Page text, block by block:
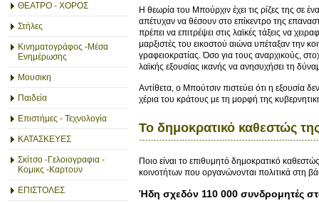
ΘΕΑΤΡΟ - ΧΟΡΟΣ
Στήλες
Κινηματογράφος -Μέσα
Ενημέρωσης
Μουσικη
Παιδεία
Επιστήμες - Τεχνολογία
ΚΑΤΑΣΚΕΥΕΣ
Σκίτσο -Γελοιογραφια -
Κομικς -Καρτουν
ΕΠΙΣΤΟΛΕΣ
Η θεωρία του Μπούρχιν έχει τις ρίζες της σε
απέτυχαν να θέσουν στο επίκεντρο της
πρέπει να επιτρέψει στις λαϊκές τάξεις να
μαρξιστές του εικοστού αιώνα υπέταξαν την
γραφειοκρατίας. Όσο για τους αναρχικούς,
λαϊκής εξουσίας ικανής να ανησυχήσει τη
Αντίθετα, ο Μπούτσιν πιστεύει ότι η εξουσία
χέρια του κράτους με τη μορφή της
Το δημοκρατικό καθεστώς
Ποιο είναι το επιθυμητό δημοκρατικό
κοινοτήτων που οργανώνονται πολιτικά στη
Ήδη σχεδόν 110 000 συνδρομητές